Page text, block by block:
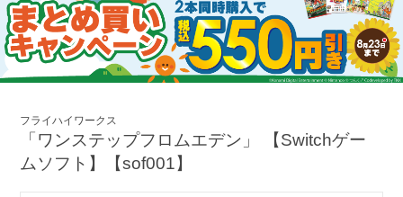
フライハイワークス
「ワンステップフロムエデン」 【Switchゲー
ムソフト】【sof001】